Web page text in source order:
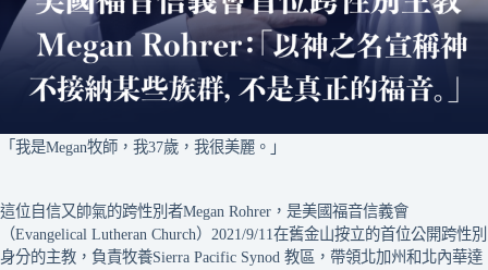
「我是Megan牧師，我37歲，我很美麗。」
這位自信又帥氣的跨性別者Megan Rohrer，是美國福音信義會
（Evangelical Lutheran Church）2021/9/11在舊金山按立的首位公開跨性別
身分的主教，負責牧養Sierra Pacific Synod 教區，帶領北加州和北內華達